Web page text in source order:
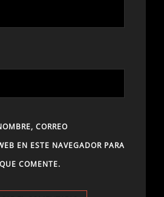
CORREO
EN ESTE NAVEGADOR PARA
COMENTE.